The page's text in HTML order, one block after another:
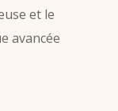
et le
avancée